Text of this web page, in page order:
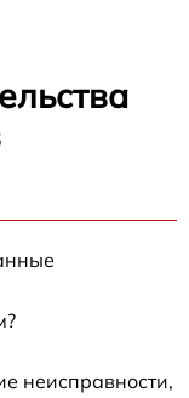
неисправности,